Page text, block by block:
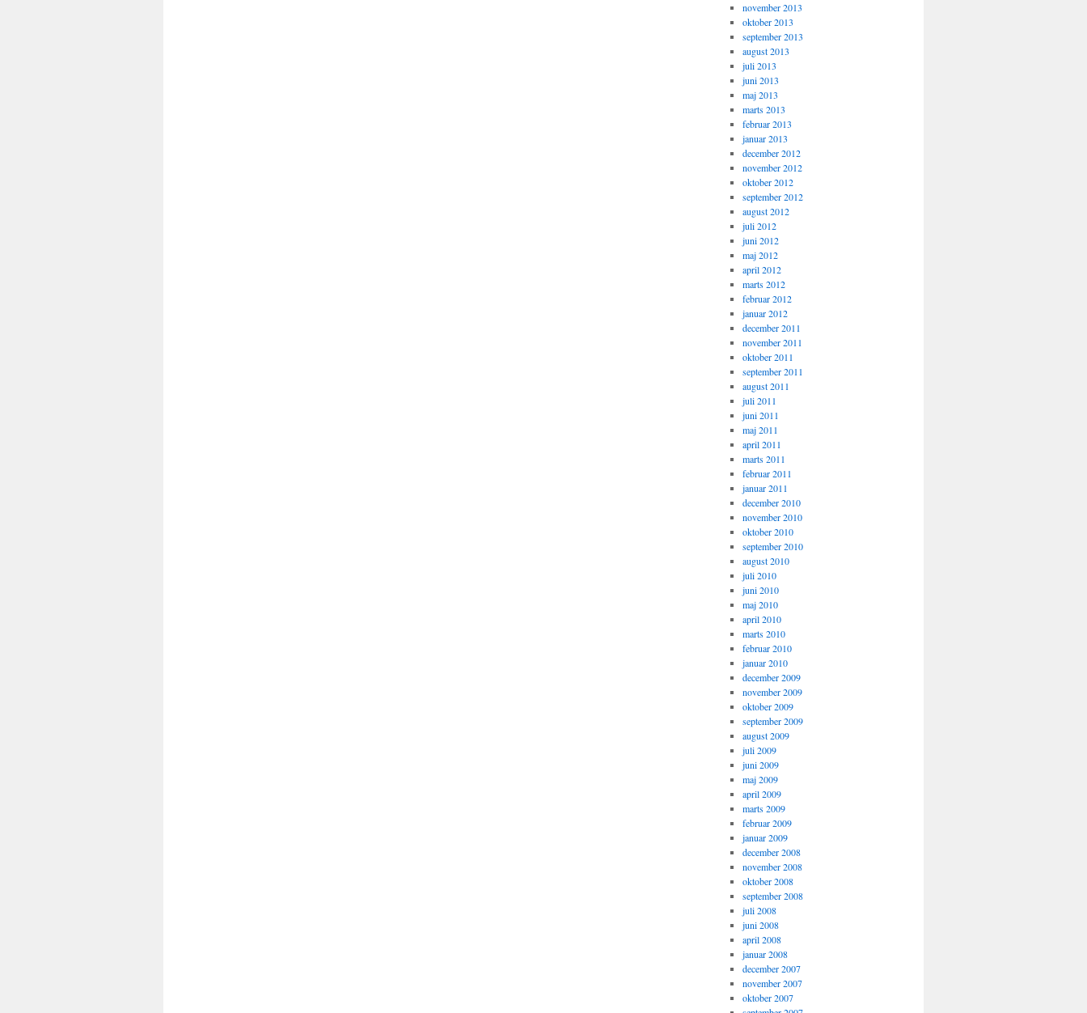
november 2013
oktober 2013
september 2013
august 2013
juli 2013
juni 2013
maj 2013
marts 2013
februar 2013
januar 2013
december 2012
november 2012
oktober 2012
september 2012
august 2012
juli 2012
juni 2012
maj 2012
april 2012
marts 2012
februar 2012
januar 2012
december 2011
november 2011
oktober 2011
september 2011
august 2011
juli 2011
juni 2011
maj 2011
april 2011
marts 2011
februar 2011
januar 2011
december 2010
november 2010
oktober 2010
september 2010
august 2010
juli 2010
juni 2010
maj 2010
april 2010
marts 2010
februar 2010
januar 2010
december 2009
november 2009
oktober 2009
september 2009
august 2009
juli 2009
juni 2009
maj 2009
april 2009
marts 2009
februar 2009
januar 2009
december 2008
november 2008
oktober 2008
september 2008
juli 2008
juni 2008
april 2008
januar 2008
december 2007
november 2007
oktober 2007